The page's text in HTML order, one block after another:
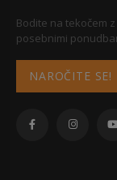
Bodite na tekočem
posebnimi
NAROČITE SE!